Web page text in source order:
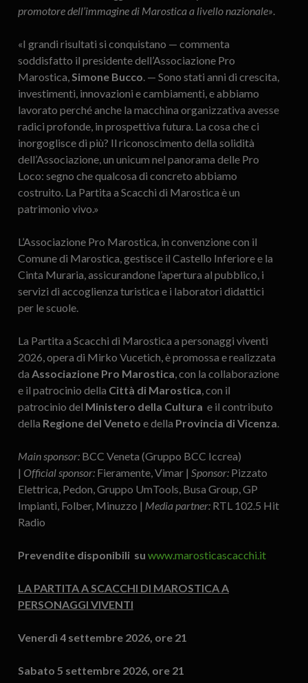
promotore dell’immagine di Marostica a livello nazionale».
«I grandi risultati si conquistano — commenta
soddisfatto il presidente dell’Associazione Pro
Marostica,Simone Bucco. — Sono stati anni di crescita,
investimenti, innovazioni e cambiamenti, e abbiamo
lavorato perché anche la macchina organizzativa avesse
radici profonde, in prospettiva futura. La cosa che ci
inorgoglisce di più? Il riconoscimento della solidità
dell’Associazione, un unicum nel panorama delle Pro
Loco: segno che qualcosa di concreto abbiamo
costruito. La Partita a Scacchi di Marostica è un
patrimonio vivo.»
L’Associazione Pro Marostica, in convenzione con il
Comune di Marostica, gestisce il Castello Inferiore e la
Cinta Muraria, assicurandone l’apertura al pubblico, i
servizi di accoglienza turistica e i laboratori didattici
per le scuole.
La Partita a Scacchi di Marostica a personaggi viventi
2026, opera di Mirko Vucetich, è promossa e realizzata
da Associazione Pro Marostica, con la collaborazione
e il patrocinio della Città di Marostica, con il
patrocinio del Ministero della Cultura e il contributo
della Regione del Veneto e della Provincia di Vicenza.
Main sponsor:BCC Veneta (Gruppo BCC Iccrea)
| Official sponsor:Fieramente, Vimar | Sponsor:Pizzato
Elettrica, Pedon, Gruppo UmTools, Busa Group, GP
Impianti, Folber, Minuzzo | Media partner:RTL 102.5 Hit
Radio
Prevendite disponibili su www.marosticascacchi.it
LA PARTITA A SCACCHI DI MAROSTICA A
PERSONAGGI VIVENTI
Venerdì 4 settembre 2026, ore 21
Sabato 5 settembre 2026, ore 21